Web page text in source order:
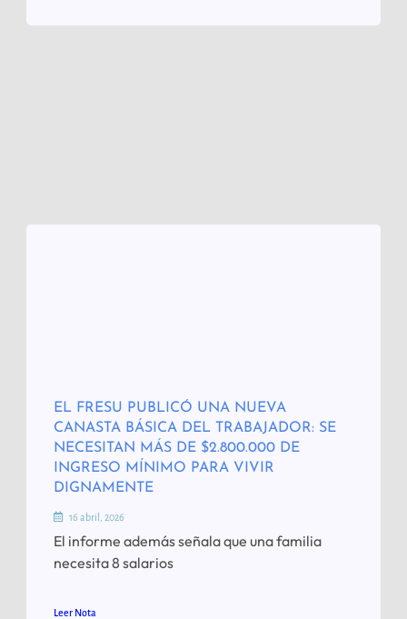
EL FRESU PUBLICÓ UNA NUEVA
CANASTA BÁSICA DEL TRABAJADOR: SE
NECESITAN MÁS DE $2.800.000 DE
INGRESO MÍNIMO PARA VIVIR
DIGNAMENTE
16 abril, 2026
El informe además señala que una familia
necesita 8 salarios
Leer Nota